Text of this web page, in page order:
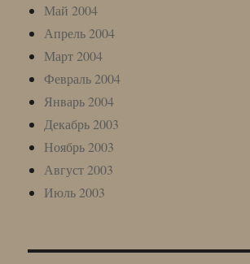
Май 2004
Апрель 2004
Март 2004
Февраль 2004
Январь 2004
Декабрь 2003
Ноябрь 2003
Август 2003
Июль 2003